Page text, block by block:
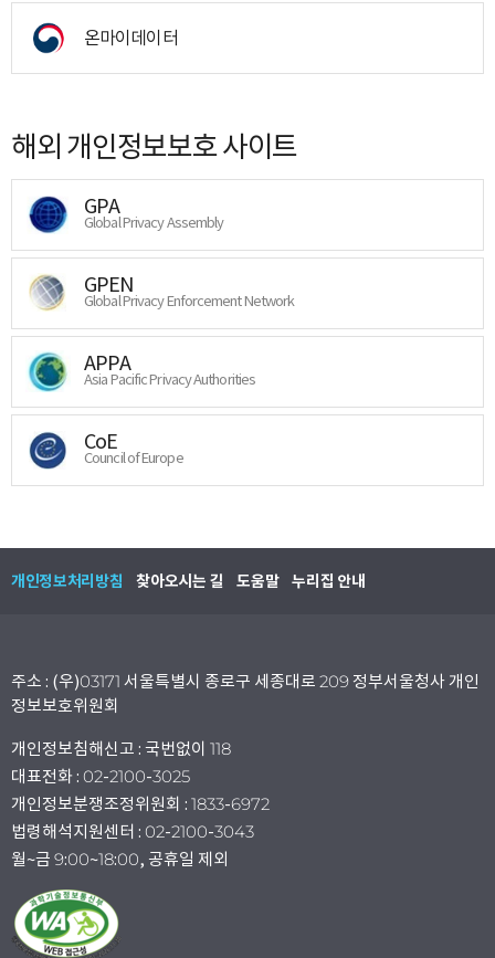
온마이데이터
해외 개인정보보호 사이트
GPA
Global Privacy Assembly
GPEN
Global Privacy Enforcement Network
APPA
Asia Pacific Privacy Authorities
CoE
Council of Europe
개인정보처리방침 찾아오시는 길 도움말 누리집 안내
주소 : (우)03171 서울특별시 종로구 세종대로 209 정부서울청사 개인
정보보호위원회
개인정보침해신고 : 국번없이 118
대표전화 : 02-2100-3025
개인정보분쟁조정위원회 : 1833-6972
법령해석지원센터 : 02-2100-3043
월~금 9:00~18:00, 공휴일 제외